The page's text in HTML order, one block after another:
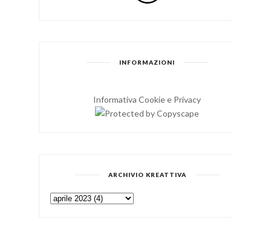
INFORMAZIONI
Informativa Cookie e Privacy
ARCHIVIO KREATTIVA